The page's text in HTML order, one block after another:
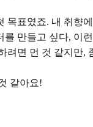
목표였죠. 내 취향
를 만들고 싶다, 이
려면 먼 것 같지만,
같아요!